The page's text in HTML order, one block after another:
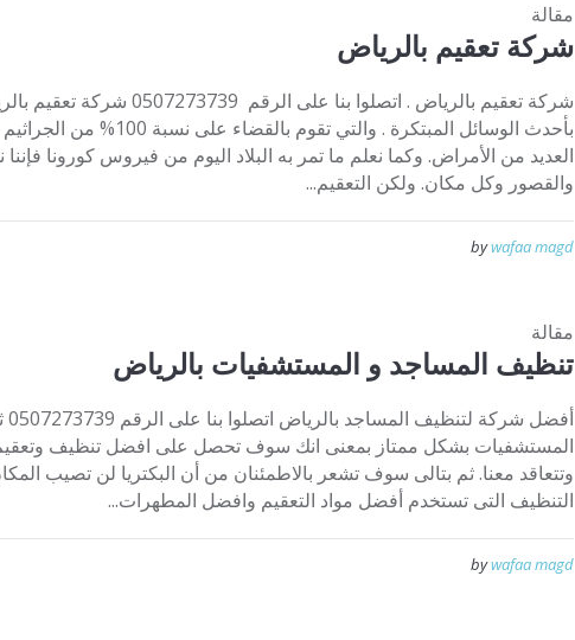
مقالة
شركة تعقيم بالرياض
شركة تعقيم بالرياض . اتصلوا بنا
بأحدث الوسائل المبتكرة . والتي
العديد من الأمراض. وكما نعلم ما تمر به البلاد اليوم من فيروس كورونا فإننا
والقصور وكل مكان. ولكن التعقيم...
bywafaa magd
مقالة
تنظيف المساجد و المستشفيات بالرياض
المستشفيات بشكل ممتاز بمعنى انك سوف تحصل على افضل تنظيف
وتتعاقد معنا. ثم بتالى سوف تشعر بالاطمئنان من أن البكتريا لن تصيب
التنظيف التى تستخدم أفضل مواد التعقيم وافضل المطهرات...
bywafaa magd